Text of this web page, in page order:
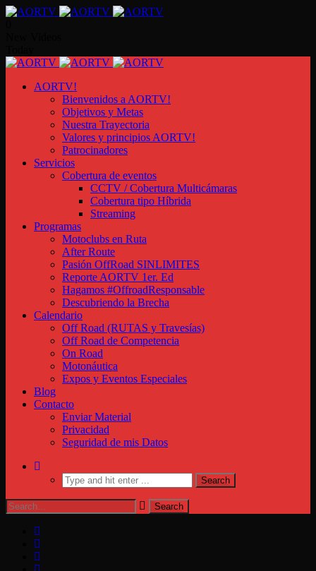
AORTV!
Bienvenidos a AORTV!
Objetivos y Metas
Nuestra Trayectoria
Valores y principios AORTV!
Patrocinadores
Servicios
Cobertura de eventos
CCTV / Cobertura Multicámaras
Cobertura tipo Híbrida
Streaming
Programas
Motoclubs en Ruta
After Route
Pasión OffRoad SINLIMITES
Reporte AORTV 1er. Ed
Hagamos #OffroadResponsable
Descubriendo la Brecha
Calendario
Off Road (RUTAS y Travesías)
Off Road de Competencia
On Road
Motonáutica
Expos y Eventos Especiales
Blog
Contacto
Enviar Material
Privacidad
Seguridad de mis Datos